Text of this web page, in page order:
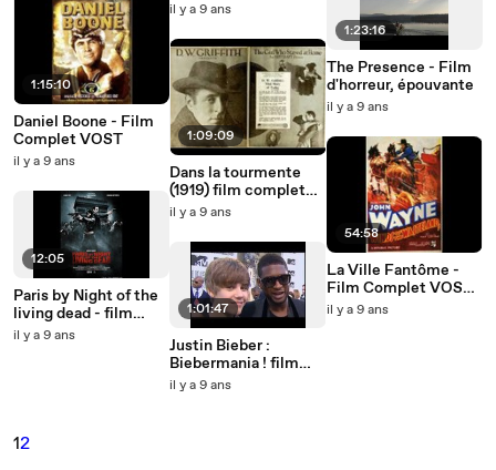
1:15:10
Daniel Boone - Film
Complet VOST
il y a 9 ans
12:05
Paris by Night of the
living dead - film
complet en Français
il y a 9 ans
il y a 9 ans
1:09:09
Dans la tourmente
(1919) film complet
VOST FR
il y a 9 ans
1:01:47
Justin Bieber :
Biebermania ! film
documentaire
il y a 9 ans
1:23:16
The Presence - Film
d'horreur, épouvante
il y a 9 ans
54:58
La Ville Fantôme -
Film Complet VOST
(John Wayne)
il y a 9 ans
12